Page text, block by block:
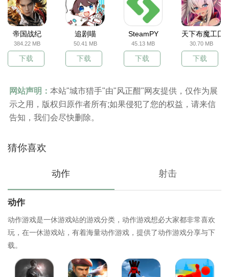
帝国战纪
384.22 MB
下载
追剧喵
50.41 MB
下载
SteamPY
45.13 MB
下载
天下布魔工囗
30.70 MB
下载
网站声明： 本站"城市猎手"由"风正酣"网友提供，仅作为展
示之用，版权归原作者所有;如果侵犯了您的权益，请来信
告知，我们会尽快删除。
猜你喜欢
动作 射击
动作
动作游戏是一休游戏站的游戏分类，动作游戏想必大家都非常喜欢
玩，在一休游戏站，有着海量动作游戏，提供了动作游戏分享与下
载。